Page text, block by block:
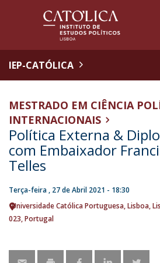
IEP-CATÓLICA
MESTRADO EM CIÊNCIA
INTERNACIONAIS
Política Externa &
com Embaixador
Telles
Terça-feira , 27 de Abril 2021 - 18:30
Universidade Católica Portuguesa Lisboa
023 Portugal